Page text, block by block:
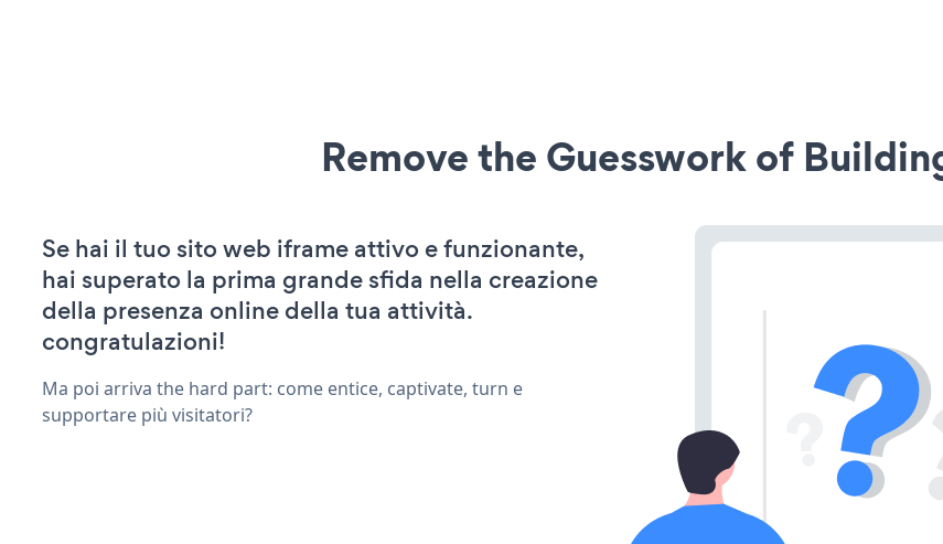
Remove the Guesswork of
Se hai il tuo sito web iframe attivo e funzionante,
hai superato la prima grande sfida nella creazione
della presenza online della tua attività.
congratulazioni!
Ma poi arriva the hard part: come entice, captivate, turn e
supportare più visitatori?